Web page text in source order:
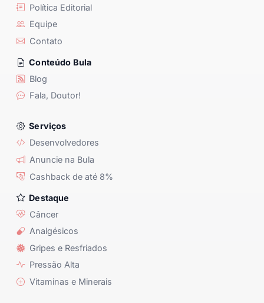
Política Editorial
Equipe
Contato
Conteúdo Bula
Blog
Fala, Doutor!
Serviços
Desenvolvedores
Anuncie na Bula
Cashback de até 8%
Destaque
Câncer
Analgésicos
Gripes e Resfriados
Pressão Alta
Vitaminas e Minerais